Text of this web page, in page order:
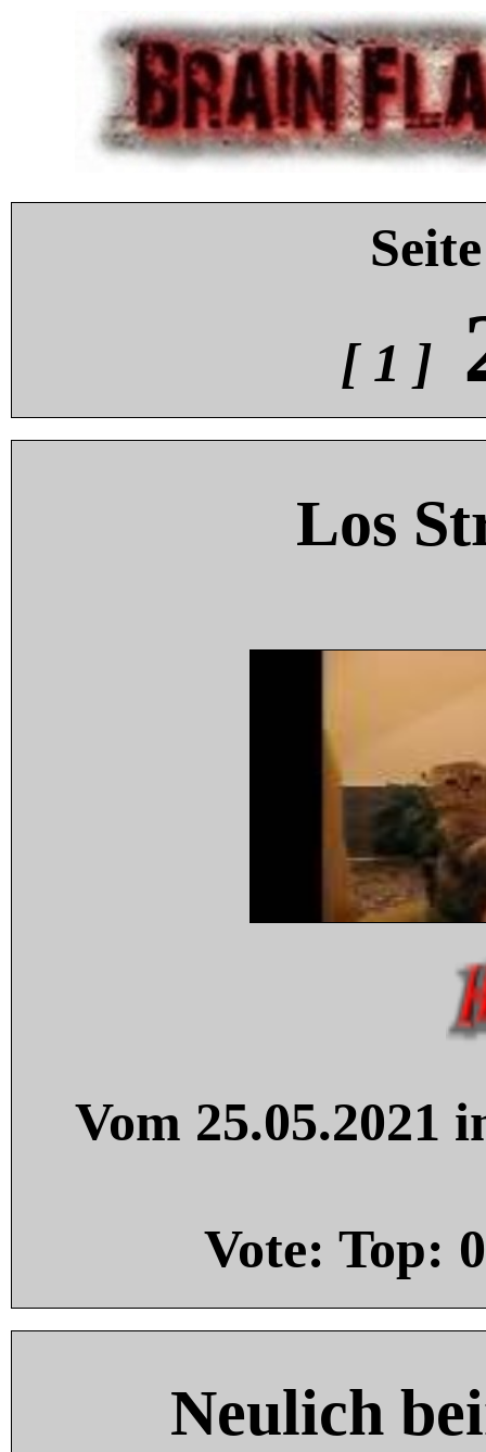
[ 1 ]
Los
Vom 25.05.2021
Vote: Top: 0
Neulich